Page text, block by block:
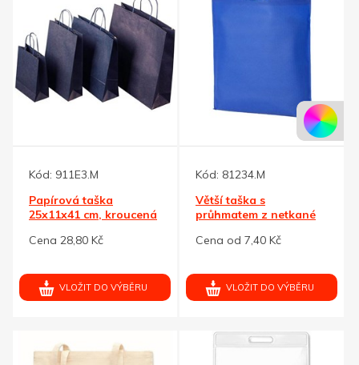
Kód: 911E3.M
Papírová taška
25x11x41 cm, kroucená
Cena 28,80 Kč
VLOŽIT DO VÝBĚRU
Kód: 81234.M
Větší taška s
průhmatem z netkané
Cena od 7,40 Kč
VLOŽIT DO VÝBĚRU